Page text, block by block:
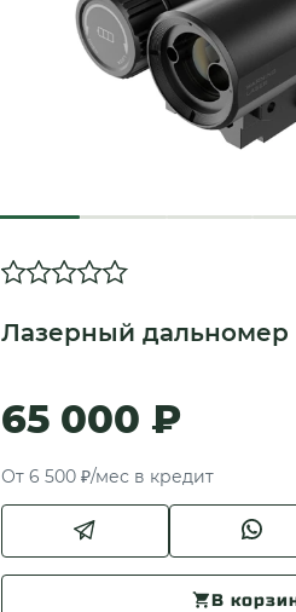
Лазерный дальномер
65 000 ₽
От 6 500 ₽/мес в кредит
В